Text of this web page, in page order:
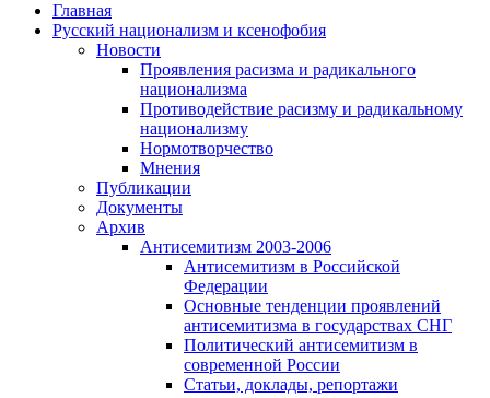
Главная
Русский национализм и ксенофобия
Новости
Проявления расизма и радикального
национализма
Противодействие расизму и радикальному
национализму
Нормотворчество
Мнения
Публикации
Документы
Архив
Антисемитизм 2003-2006
Антисемитизм в Российской
Федерации
Основные тенденции проявлений
антисемитизма в государствах СНГ
Политический антисемитизм в
современной России
Статьи, доклады, репортажи